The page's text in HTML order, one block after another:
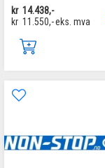
kr 14.438,-
kr 11.550,-eks. mva